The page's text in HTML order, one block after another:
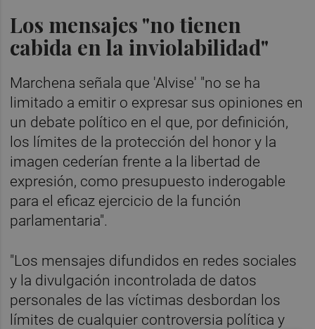
Los mensajes "no tienen
cabida en la inviolabilidad"
Marchena señala que 'Alvise' "no se ha
limitado a emitir o expresar sus opiniones en
un debate político en el que, por definición,
los límites de la protección del honor y la
imagen cederían frente a la libertad de
expresión, como presupuesto inderogable
para el eficaz ejercicio de la función
parlamentaria".
"Los mensajes difundidos en redes sociales
y la divulgación incontrolada de datos
personales de las víctimas desbordan los
límites de cualquier controversia política y